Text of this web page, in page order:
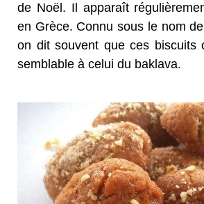
de Noël. Il apparaît
en Grèce. Connu sous le nom
on dit souvent que ces biscuits
semblable à celui du baklava.